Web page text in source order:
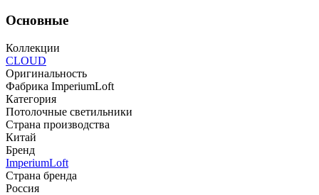
Основные
Коллекции
CLOUD
Оригинальность
Фабрика ImperiumLoft
Категория
Потолочные светильники
Страна производства
Китай
Бренд
ImperiumLoft
Страна бренда
Россия